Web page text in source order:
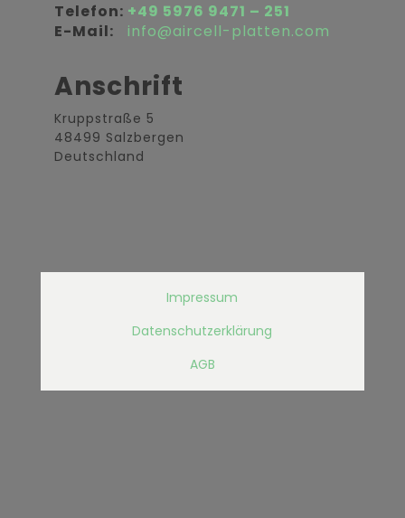
Telefon: +49 5976 9471 – 251
E-Mail:
info@aircell-platten.com
Anschrift
Kruppstraße 5
48499 Salzbergen
Deutschland
Impressum
Datenschutzerklärung
AGB